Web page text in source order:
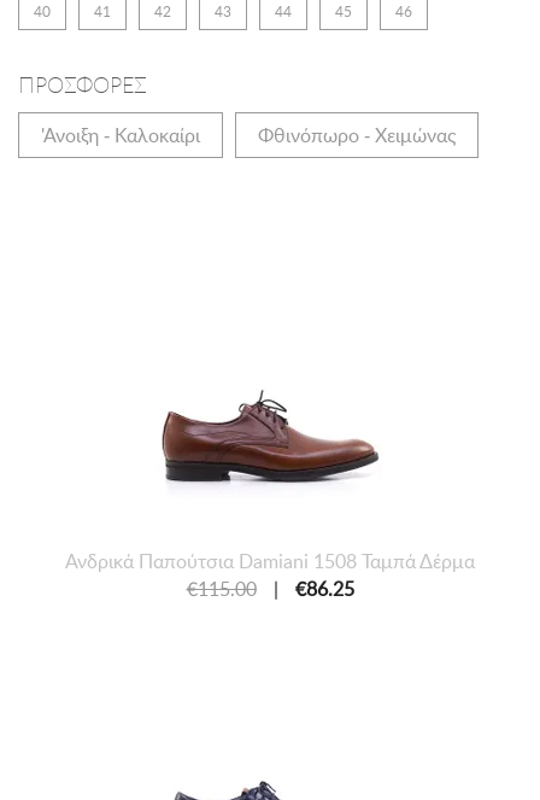
40 41 42 43 44 45 46
ΠΡΟΣΦΟΡΕΣ
'Ανοιξη - Καλοκαίρι Φθινόπωρο - Χειμώνας
Ανδρικά Παπούτσια Damiani 1508 Ταμπά Δέρμα
€115.00
| €86.25